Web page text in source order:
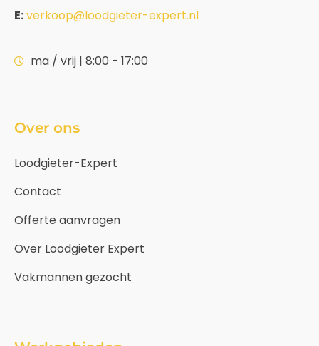
E:verkoop@loodgieter-expert.nl
ma / vrij | 8:00 - 17:00
Over ons
Loodgieter-Expert
Contact
Offerte aanvragen
Over Loodgieter Expert
Vakmannen gezocht